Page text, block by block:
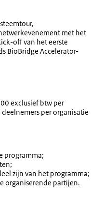
met het
off van het eerste
BioBridge Accelerator-
exclusief btw per
per organisatie
programma;
zijn van het programma;
organiserende partijen.